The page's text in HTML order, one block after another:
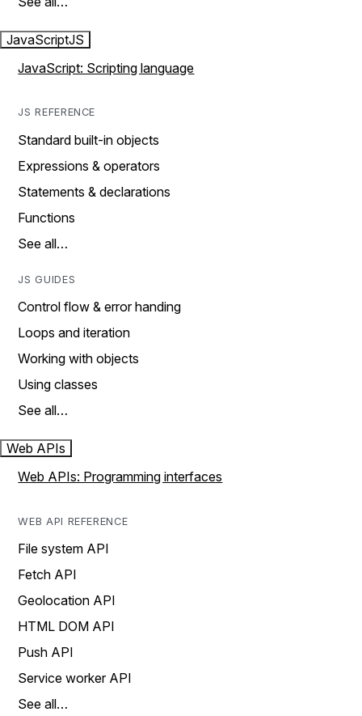
JavaScriptJS
JavaScript: Scripting language
JS REFERENCE
Standard built-in objects
Expressions & operators
Statements & declarations
Functions
See all…
JS GUIDES
Control flow & error handing
Loops and iteration
Working with objects
Using classes
See all…
Web APIs
Web APIs: Programming interfaces
WEB API REFERENCE
File system API
Fetch API
Geolocation API
HTML DOM API
Push API
Service worker API
See all…